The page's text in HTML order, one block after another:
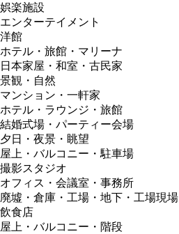
娯楽施設
エンターテイメント
洋館
ホテル・旅館・マリーナ
日本家屋・和室・古民家
景観・自然
マンション・一軒家
ホテル・ラウンジ・旅館
結婚式場・パーティー会場
夕日・夜景・眺望
屋上・バルコニー・駐車場
撮影スタジオ
オフィス・会議室・事務所
廃墟・倉庫・工場・地下・工場現場
飲食店
屋上・バルコニー・階段